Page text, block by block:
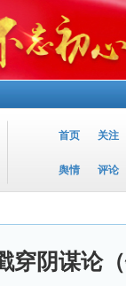
首页 关注
舆情 评论
穿阴谋论